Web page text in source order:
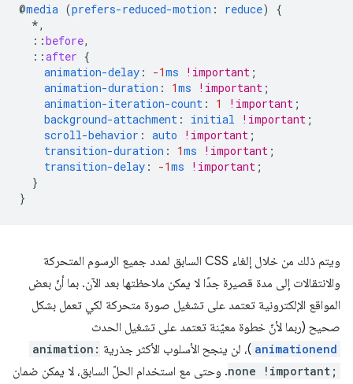
@media (prefers-reduced-motion : reduce)
{
*,
::before,
::after {
animation-delay : -1ms !important ;
animation-duration : 1ms !important ;
animation-iteration-count : 1 !important ;
background-attachment : initial !important ;
scroll-behavior : auto !important ;
transition-duration : 1ms !important ;
transition-delay : -1ms !important ;
}
}
ويتم ذلك من خلال إلغاء CSS السابق لمدد جميع الرسوم المتحركة
والانتقالات إلى مدة قصيرة جدًا لا يمكن ملاحظتها بعد الآن. بما أنّ بعض
المواقع الإلكترونية تعتمد على تشغيل صورة متحركة لكي تعمل بشكل
صحيح (ربما لأنّ خطوة معيّنة تعتمد على تشغيل الحدث
animationend )، لن ينجح الأسلوب الأكثر جذرية animation:
none !important;. وحتى مع استخدام الحلّ السابق، لا يمكن ضمان